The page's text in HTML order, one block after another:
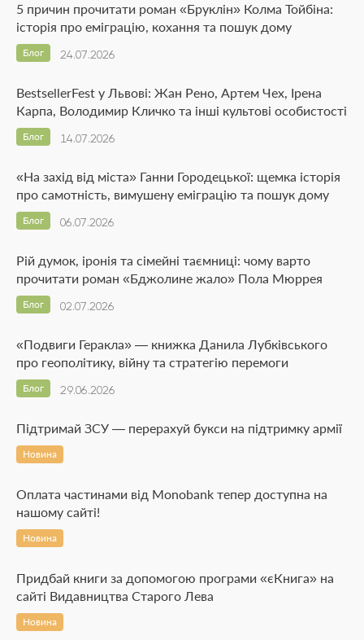
5 причин прочитати роман «Бруклін» Колма Тойбіна:
історія про еміграцію, кохання та пошук дому
24.07.2026
Блог
BestsellerFest у Львові: Жан Рено, Артем Чех, Ірена
Карпа, Володимир Кличко та інші культові особистості
14.07.2026
Блог
«На захід від міста» Ганни Городецької: щемка історія
про самотність, вимушену еміграцію та пошук дому
06.07.2026
Блог
Рій думок, іронія та сімейні таємниці: чому варто
прочитати роман «Бджолине жало» Пола Мюррея
02.07.2026
Блог
«Подвиги Геракла» — книжка Данила Лубківського
про геополітику, війну та стратегію перемоги
29.06.2026
Блог
Підтримай ЗСУ — перерахуй букси на підтримку армії
Новина
Оплата частинами від Monobank тепер доступна на
нашому сайті!
Новина
Придбай книги за допомогою програми «єКнига» на
сайті Видавництва Старого Лева
Новина